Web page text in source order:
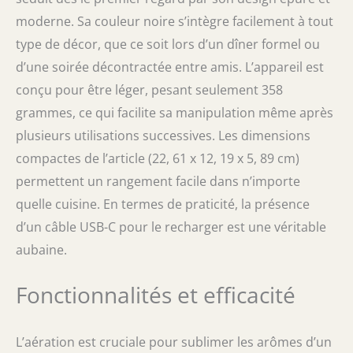
rouge ? ZOYIDOUX offre des bouchons de vin
avec des serrures qui aideront à maintenir le
goût du vin et à le rendre frais jusqu'à 7
jours, vous n'avez plus à vous inquiéter que
le vin rouge se détériore 🍷【Cadeau
parfait】L'extérieur élégant en acier
inoxydable au design exquis fait de cet
aérateur de vin le meilleur cadeau pour les
amateurs de vin et les connaisseurs. Il
convient aux pique-niques, aux réunions de
famille, aux soirées pour dames, aux fêtes du
vin, aux anniversaires, aux activités
professionnelles, etc
moderne. Sa couleur noire s’intègre facilement à tout
type de décor, que ce soit lors d’un dîner formel ou
d’une soirée décontractée entre amis. L’appareil est
conçu pour être léger, pesant seulement 358
grammes, ce qui facilite sa manipulation même après
plusieurs utilisations successives. Les dimensions
compactes de l’article (22, 61 x 12, 19 x 5, 89 cm)
permettent un rangement facile dans n’importe
quelle cuisine. En termes de praticité, la présence
d’un câble USB-C pour le recharger est une véritable
aubaine.
Fonctionnalités et efficacité
L’aération est cruciale pour sublimer les arômes d’un